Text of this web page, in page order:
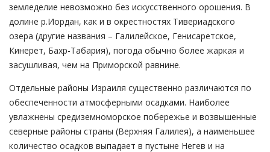
земледелие невозможно без искусственного орошения. В
долине р.Иордан, как и в окрестностях Тивериадского
озера (другие названия – Галилейское, Генисаретское,
Кинерет, Бахр-Табария), погода обычно более жаркая и
засушливая, чем на Приморской равнине.
Отдельные районы Израиля существенно различаются по
обеспеченности атмосферными осадками. Наиболее
увлажнены средиземноморское побережье и возвышенные
северные районы страны (Верхняя Галилея), а наименьшее
количество осадков выпадает в пустыне Негев и на